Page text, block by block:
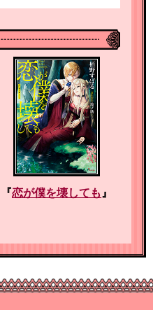
『恋が僕を壊しても 』